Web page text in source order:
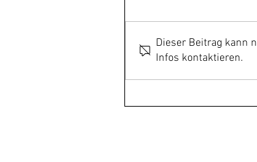
BDK-
Dieser Beitrag kann
Infos kontaktieren.